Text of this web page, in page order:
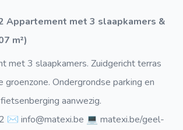
m²)
met 3 slaapkamers. Zuidgericht terras
groenzone. Ondergrondse parking en
aanwezig.
✉️ info@matexi.be 💻 matexi.be/geel-